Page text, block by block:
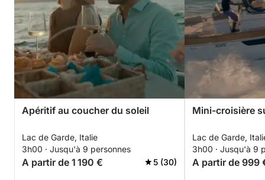
Apéritif au coucher du soleil
Lac de Garde, Italie
3h00 · Jusqu'à 9 personnes
A partir de 1 190 € 5 (30)
Mini-croisière
Lac de Garde,
3h00 · Jusqu'à 9
A partir de 999